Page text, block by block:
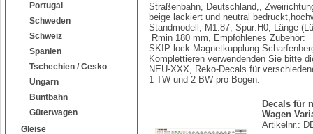
Portugal
Schweden
Schweiz
Spanien
Tschechien / Cesko
Ungarn
Buntbahn
Güterwagen
Gleise
Straßenbahn, Deutschland,,
beige lackiert und neutral
Standmodell, M1:87, Spur:H0, Länge
Rmin 180 mm, Empfohlenes Zubehör:
SKIP-lock-Magnetkupplung-
Komplettieren verwendenden Sie bitte
NEU-XXX, Reko-Decals für
1 TW und 2 BW pro Bogen.
Decals für
Wagen
Artikelnr.: